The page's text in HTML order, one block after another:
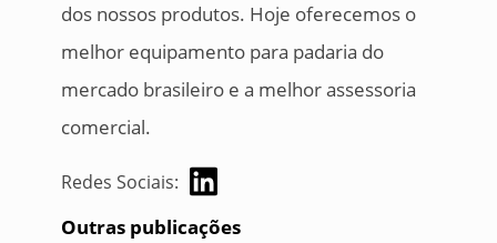
dos nossos produtos. Hoje oferecemos o
melhor equipamento para padaria do
mercado brasileiro e a melhor assessoria
comercial.
Redes Sociais:
Outras publicações